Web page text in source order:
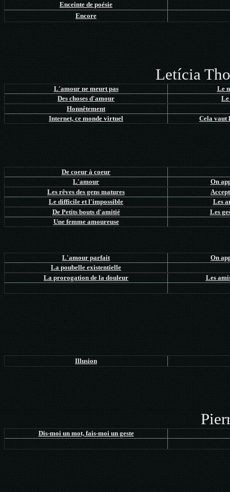
Enceinte de poésie
Encore
Letícia
L'amour ne meurt pas
Le
Des choses d'amour
Le
Honnêtement
Internet, ce monde virtuel
Cela vaut
De coeur à coeur
L'amour
On
Les rêves des gens matures
Le difficile et l'impossible
Les
De Petits bouts d'amitié
Les
Une femme amoureuse
L'amour parfait
On
La poubelle existentielle
La prorogation de la douleur
Les
Illusion
Dis-moi un mot, fais-moi un geste